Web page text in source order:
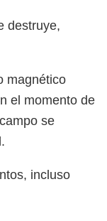
destruye,
magnético
el momento de
se
incluso